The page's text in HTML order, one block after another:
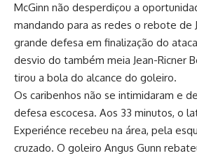
McGinn não desperdiçou a
mandando para as redes o rebote de
grande defesa em finalização do
desvio do também meia Jean-Ricner
tirou a bola do alcance do goleiro.
Os caribenhos não se intimidaram e
defesa escocesa. Aos 33 minutos, o
Experiénce recebeu na área, pela
cruzado. O goleiro Angus Gunn